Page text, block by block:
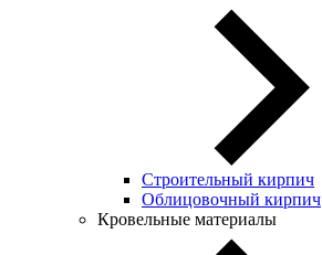
Строительный кирпич
Облицовочный кирпич
Кровельные материалы